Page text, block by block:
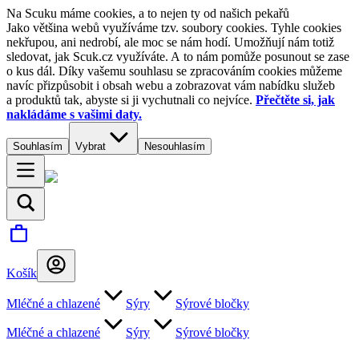
Na Scuku máme cookies, a to nejen ty od našich pekařů
Jako většina webů využíváme tzv. soubory cookies. Tyhle cookies
nekřupou, ani nedrobí, ale moc se nám hodí. Umožňují nám totiž
sledovat, jak Scuk.cz využíváte. A to nám pomůže posunout se zase
o kus dál. Díky vašemu souhlasu se zpracováním cookies můžeme
navíc přizpůsobit i obsah webu a zobrazovat vám nabídku služeb
a produktů tak, abyste si ji vychutnali co nejvíce. Přečtěte si, jak
nakládáme s vašimi daty.
Souhlasím Vybrat Nesouhlasím
Košík
Mléčné a chlazené Sýry Sýrové bločky
Mléčné a chlazené Sýry Sýrové bločky